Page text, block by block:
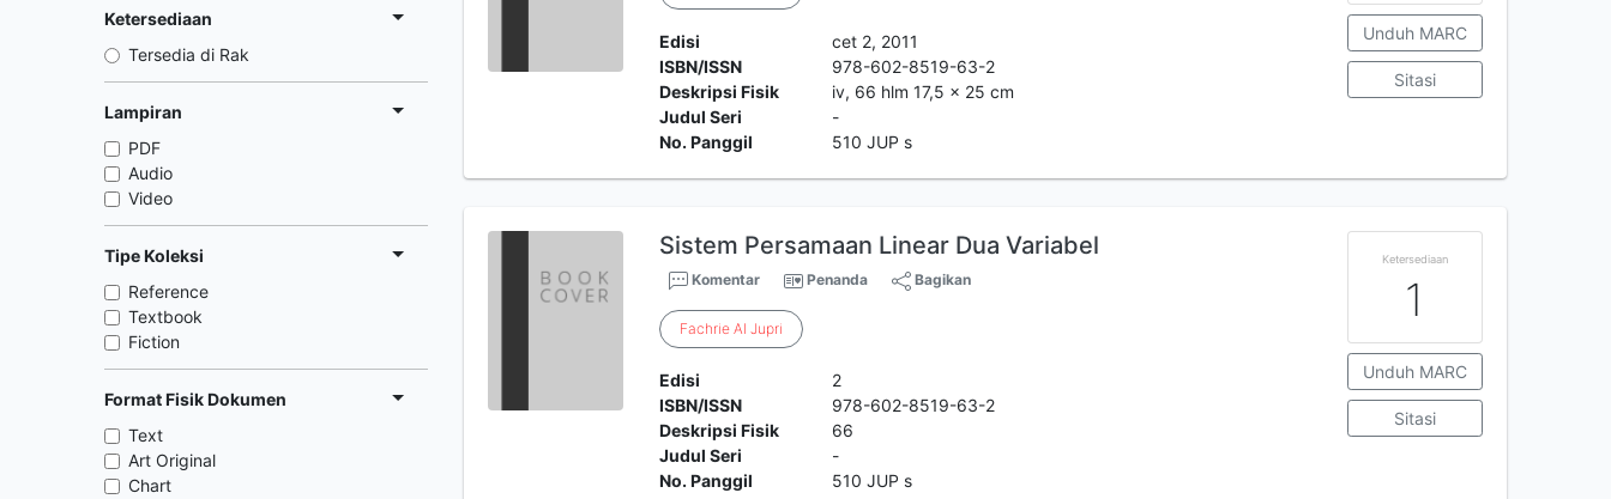
Ketersediaan
Tersedia di Rak
Lampiran
PDF
Audio
Video
Tipe Koleksi
Reference
Textbook
Fiction
Format Fisik Dokumen
Text
Art Original
Chart
Edisi
cet 2, 2011
ISBN/ISSN
978-602-8519-63-2
Deskripsi Fisik
iv, 66 hlm 17,5 x 25 cm
Judul Seri
-
No. Panggil
510 JUP s
Unduh MARC
Sitasi
Sistem Persamaan Linear Dua Variabel
Komentar Penanda Bagikan
Fachrie Al Jupri
Edisi
2
ISBN/ISSN
978-602-8519-63-2
Deskripsi Fisik
66
Judul Seri
-
No. Panggil
510 JUP s
Ketersediaan
1
Unduh MARC
Sitasi